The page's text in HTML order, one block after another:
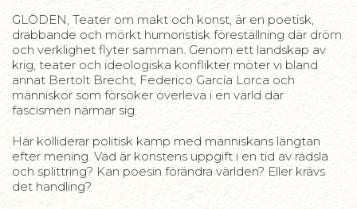
GLÖDEN, Teater om makt och konst, är en poetisk,
drabbande och mörkt humoristisk föreställning där dröm
och verklighet flyter samman. Genom ett landskap av
krig, teater och ideologiska konflikter möter vi bland
annat Bertolt Brecht, Federico García Lorca och
människor som försöker överleva i en värld där
fascismen närmar sig.
Här kolliderar politisk kamp med människans längtan
efter mening. Vad är konstens uppgift i en tid av rädsla
och splittring? Kan poesin förändra världen? Eller krävs
det handling?